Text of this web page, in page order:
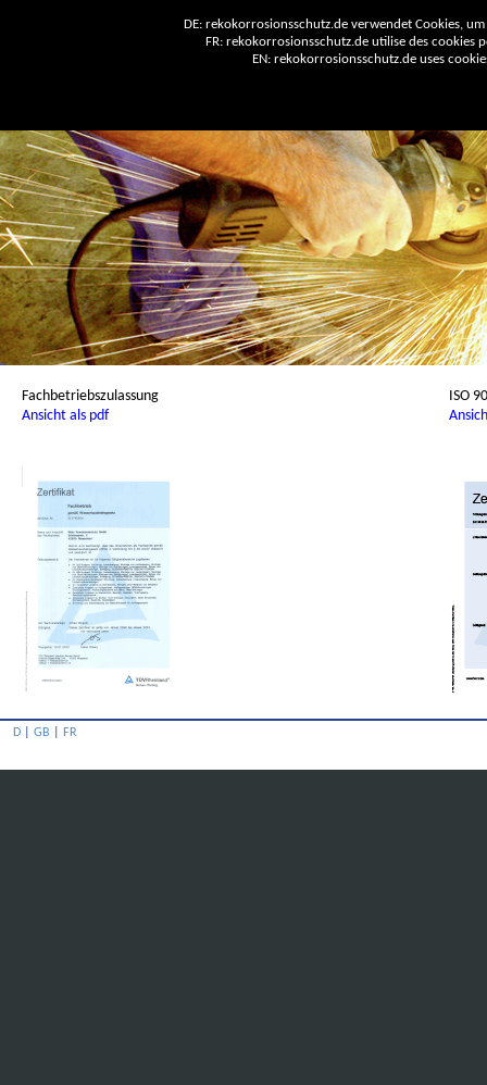
Fachbetriebszulassung
Ansicht als pdf
ISO
D GB FR
DE: rekokorrosionsschutz.de verwendet Cookies,
FR: rekokorrosionsschutz.de utilise des cookies
EN: rekokorrosionsschutz.de uses